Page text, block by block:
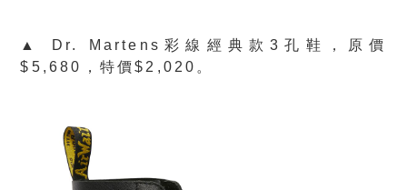
▲ Dr. Martens彩線經典款3孔鞋，原價
$5,680，特價$2,020。